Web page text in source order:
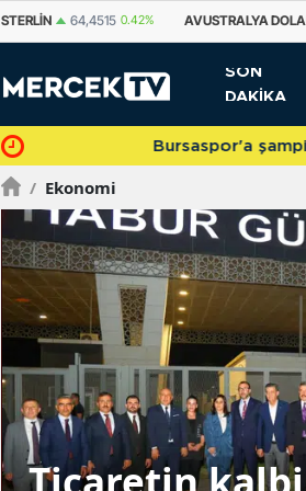
STERLIN 64,4515 0.42% AVUSTRALYA
SON
DAKİKA
Bursaspor'a şampiyonlukla
/ Ekonomi